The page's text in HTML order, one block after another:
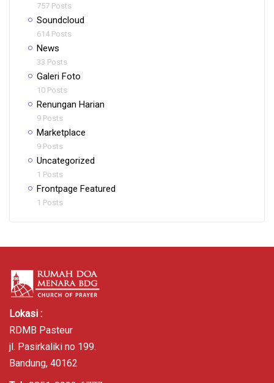
757 Posts
Soundcloud
614 Posts
News
33 Posts
Galeri Foto
10 Posts
Renungan Harian
9 Posts
Marketplace
9 Posts
Uncategorized
1 Posts
Frontpage Featured
1 Posts
Lokasi :
RDMB Pasteur
jl. Pasirkaliki no 199.
Bandung, 40162